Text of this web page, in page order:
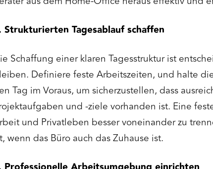
Strukturierten Tagesablauf schaffen
Schaffung einer klaren Tagesstruktur ist
Definiere feste Arbeitszeiten, und halte
Tag im Voraus, um sicherzustellen, dass
und -ziele vorhanden ist. Eine
und Privatleben besser voneinander zu
wenn das Büro auch das Zuhause ist.